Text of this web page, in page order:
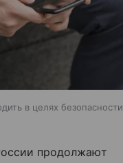
в целях безопасности
продолжают